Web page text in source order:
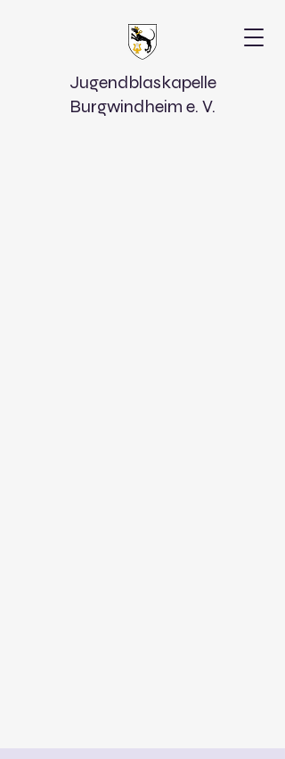
Jugendblaskapelle
Burgwindheim e. V.